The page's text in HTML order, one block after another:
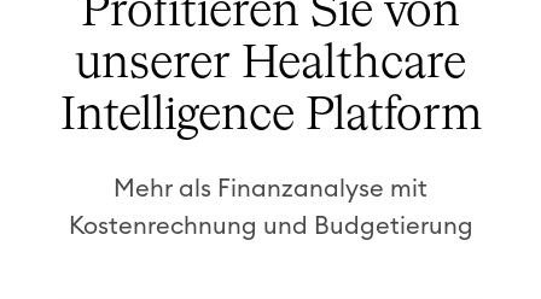
Profitieren Sie von
unserer Healthcare
Intelligence Platform
Mehr als Finanzanalyse mit
Kostenrechnung und Budgetierung